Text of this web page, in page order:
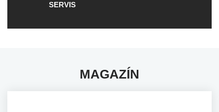
SERVIS
MAGAZÍN